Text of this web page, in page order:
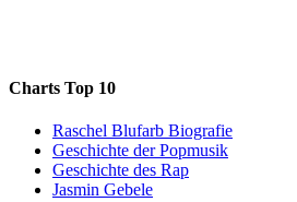
Charts Top 10
Raschel Blufarb Biografie
Geschichte der Popmusik
Geschichte des Rap
Jasmin Gebele